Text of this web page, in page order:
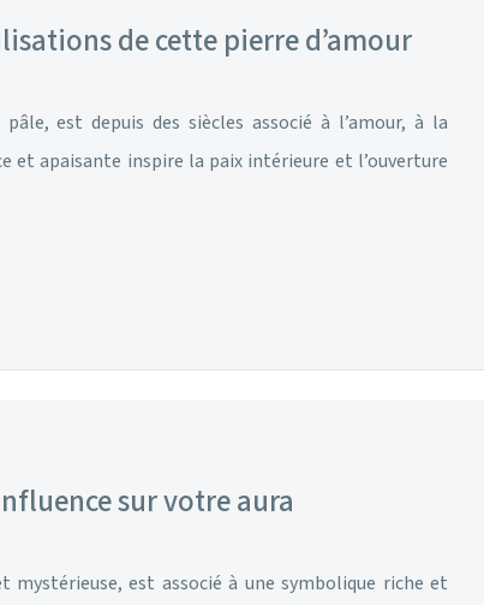
de cette pierre d’amour
est depuis des siècles associé à l’amour, à la
et apaisante inspire la paix intérieure et l’ouverture
sur votre aura
est associé à une symbolique riche et